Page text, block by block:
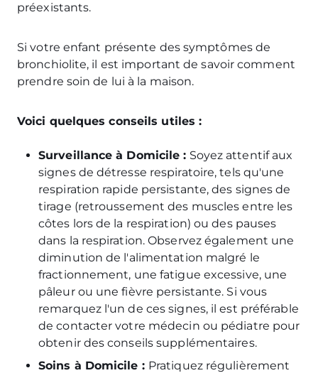
préexistants.
Si votre enfant présente des symptômes de
bronchiolite, il est important de savoir comment
prendre soin de lui à la maison.
Voici quelques conseils utiles :
Surveillance à Domicile : Soyez attentif aux
signes de détresse respiratoire, tels qu'une
respiration rapide persistante, des signes de
tirage (retroussement des muscles entre les
côtes lors de la respiration) ou des pauses
dans la respiration. Observez également une
diminution de l'alimentation malgré le
fractionnement, une fatigue excessive, une
pâleur ou une fièvre persistante. Si vous
remarquez l'un de ces signes, il est préférable
de contacter votre médecin ou pédiatre pour
obtenir des conseils supplémentaires.
Soins à Domicile : Pratiquez régulièrement